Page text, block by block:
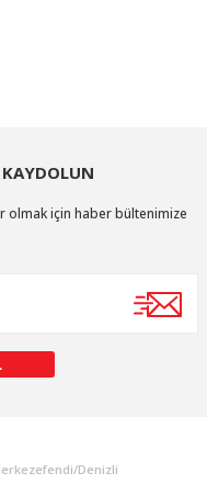
olmak için haber bültenimize
Denizli